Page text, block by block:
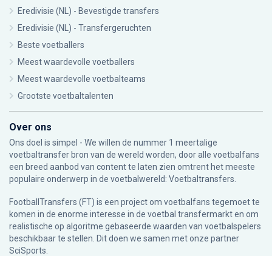
Eredivisie (NL) - Bevestigde transfers
Eredivisie (NL) - Transfergeruchten
Beste voetballers
Meest waardevolle voetballers
Meest waardevolle voetbalteams
Grootste voetbaltalenten
Over ons
Ons doel is simpel - We willen de nummer 1 meertalige
voetbaltransfer bron van de wereld worden, door alle voetbalfans
een breed aanbod van content te laten zien omtrent het meeste
populaire onderwerp in de voetbalwereld: Voetbaltransfers.
FootballTransfers (FT) is een project om voetbalfans tegemoet te
komen in de enorme interesse in de voetbal transfermarkt en om
realistische op algoritme gebaseerde waarden van voetbalspelers
beschikbaar te stellen. Dit doen we samen met onze partner
SciSports